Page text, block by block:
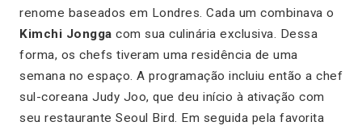
renome baseados em Londres. Cada um combinava o
Kimchi Jongga com sua culinária exclusiva. Dessa
forma, os chefs tiveram uma residência de uma
semana no espaço. A programação incluiu então a chef
sul-coreana Judy Joo, que deu início à ativação com
seu restaurante Seoul Bird. Em seguida pela favorita